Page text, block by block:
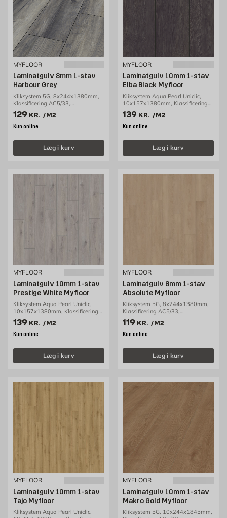
MYFLOOR
Laminatgulv 8mm 1-stav
Harbour Grey
Kliksystem 5G, 8x244x1380mm,
Klassificering AC5/33,
2,69m2/pakke
Pris 129 kr. /m2
129 KR. /M2
Kun online
Læg i kurv
MYFLOOR
Laminatgulv 10mm 1-stav
Elba Black Myfloor
Kliksystem Aqua Pearl Uniclic,
10x157x1380mm, Klassificering
AC5/33, 1,30m2/pakke
Pris 139 kr. /m2
139 KR. /M2
Kun online
Læg i kurv
MYFLOOR
Laminatgulv 10mm 1-stav
Prestige White Myfloor
Kliksystem Aqua Pearl Uniclic,
10x157x1380mm, Klassificering
AC5/33, 1,30m2/pakke
Pris 139 kr. /m2
139 KR. /M2
Kun online
Læg i kurv
MYFLOOR
Laminatgulv 8mm 1-stav
Absolute Myfloor
Kliksystem 5G, 8x244x1380mm,
Klassificering AC5/33,
2,69m2/pakke
Pris 119 kr. /m2
119 KR. /M2
Kun online
Læg i kurv
MYFLOOR
Laminatgulv 10mm 1-stav
Tajo Myfloor
Kliksystem Aqua Pearl Uniclic,
MYFLOOR
Laminatgulv 10mm 1-stav
Makro Gold Myfloor
Kliksystem 5G, 10x244x1845mm,